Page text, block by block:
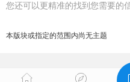
您还可以更精准的找到您需要的
本版块或指定的范围内尚无主题